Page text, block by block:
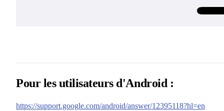
Pour les utilisateurs d'Android :
https://support.google.com/android/answer/12395118?hl=en